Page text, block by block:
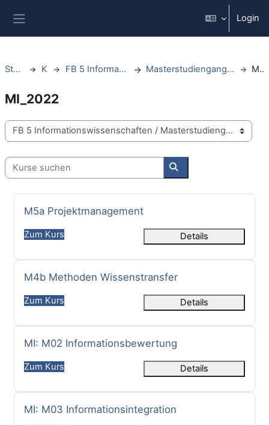
Login
Startseite Kurse FB 5 Informationswissenschaften Masterstudiengang Informationswissenschaft MI_2022
MI_2022
Kursbereiche
Kurse suchen
Kurse suchen
Kursname
M5a Projektmanagement
Zum Kurs Details
Kursname
M4b Methoden Wissenstransfer
Zum Kurs Details
Kursname
MI: M02 Informationsbewertung
Zum Kurs Details
Kursname
MI: M03 Informationsintegration